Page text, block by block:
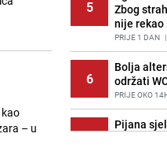
– u
5
Zbog
nije rekao
PRIJE 1 DAN |
6
Bolja
održati
PRIJE OKO
7
Pijana